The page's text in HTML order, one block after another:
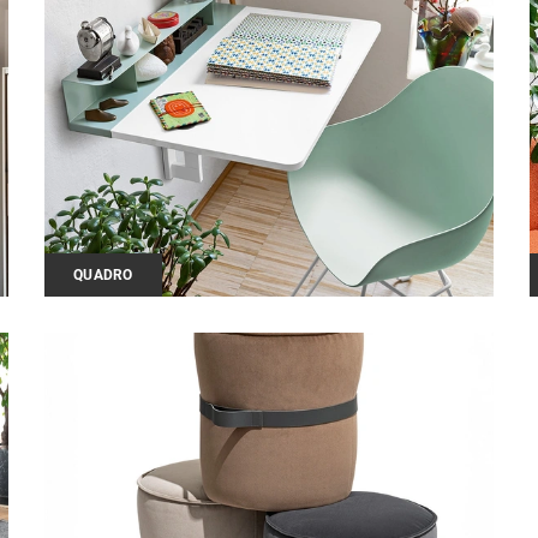
QUADRO